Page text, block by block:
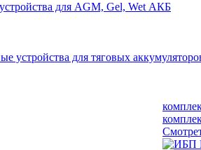
для AGM, Gel, Wet АКБ
устройства для тяговых